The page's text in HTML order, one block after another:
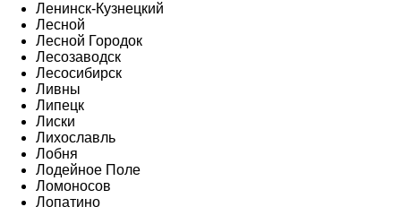
Ленинск-Кузнецкий
Лесной
Лесной Городок
Лесозаводск
Лесосибирск
Ливны
Липецк
Лиски
Лихославль
Лобня
Лодейное Поле
Ломоносов
Лопатино